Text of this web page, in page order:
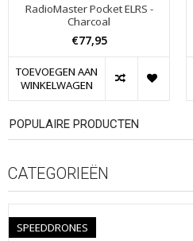
RadioMaster Pocket ELRS -
Charcoal
€77,95
TOEVOEGEN AAN
WINKELWAGEN
POPULAIRE PRODUCTEN
CATEGORIEËN
SPEEDDRONES